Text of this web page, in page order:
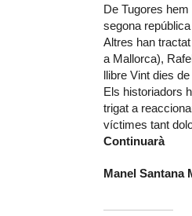
De Tugores
segona
Altres han
a Mallorca),
llibre Vint dies
Els historiadors
trigat a
víctimes tant
Continuarà
Manel Santana